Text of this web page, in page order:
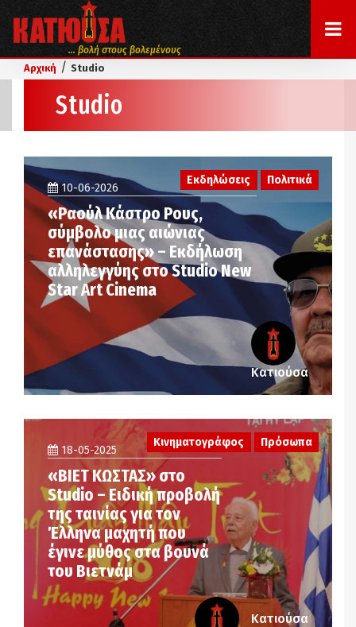
... βολή στους βολεμένους
Αρχική / Studio
Studio
Εκδηλώσεις Πολιτικά
10-06-2026
«Ραούλ Κάστρο Ρους,
σύμβολο μιας αιώνιας
επανάστασης» – Εκδήλωση
αλληλεγγύης στο Studio New
Star Art Cinema
Κατιούσα
18-05-2025
«ΒΙΕΤ ΚΩΣΤΑΣ» στο
Studio – Eιδική προβολή
της ταινίας για τον
Έλληνα μαχητή που
έγινε μύθος στα βουνά
του Βιετνάμ
Κινηματογράφος Πρόσωπα
Κατιούσα